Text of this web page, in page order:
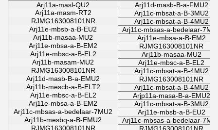
Arj11a-masl-QU2
Arj11d-masb-B-a-FMU2
Arj11a-masm-RT2
Arj11c-mbsat-a-B-3MU2
RJMG163008101NR
Arj11c-mbsat-a-B-4MU2
Arj11e-mbsb-a-B-EU2
Arj11c-mbsas-a-bedelaar-
Arj11b-masaa-MU2
Arj11e-mbsa-a-B-EM2
Arj11e-mbsa-a-B-EM2
RJMG163008101NR
Arj11e-mbsc-a-B-EL2
Arj11b-masaa-MU2
Arj11b-masam-MU2
Arj11e-mbsc-a-B-EL2
RJMG163008101NR
Arj11c-mbsat-a-B-4MU2
Arj11d-masb-B-a-EMU2
RJMG163008101NR
Arj11b-mescb-a-B-ELT2
Arj11c-mbsat-a-B-4MU2
Arj11e-mbsc-a-B-EL2
Arjp11a-masa-B-a-EMU2
Arj11e-mbsa-a-B-EM2
Arj11c-mbsat-a-B-3MU2
Arj11c-mbsas-a-bedelaar-7MU2
Arj11e-mbsb-a-B-EU2
Arj11b-mesbq-a-B-EMU2
Arj11c-mbsas-a-bedelaar-
RJMG163008101NR